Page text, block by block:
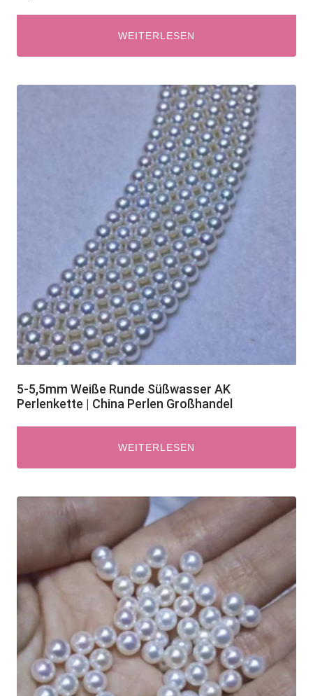
WEITERLESEN
5-5,5mm Weiße Runde Süßwasser AK
Perlenkette | China Perlen Großhandel
WEITERLESEN